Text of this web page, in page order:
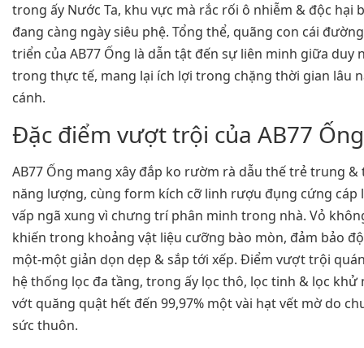
trong ấy Nước Ta, khu vực mà rắc rối ô nhiễm & độc hại
đang càng ngày siêu phệ. Tổng thể, quãng con cái
triển của AB77 Ống là dẫn tật đến sự liên minh giữa duy
trong thực tế, mang lại ích lợi trong chặng thời gian lâu
cánh.
Đặc điểm vượt trội của AB77 Ống
AB77 Ống mang xây đắp ko rườm rà dẫu thế trẻ trung &
năng lượng, cùng form kích cỡ linh rượu đụng cứng cáp
vấp ngã xung vì chưng trí phân minh trong nhà. Vỏ
khiến trong khoảng vật liệu cưỡng bào mòn, đảm bảo
một-một giản dọn dẹp & sắp tới xếp. Điểm vượt trội
hệ thống lọc đa tầng, trong ấy lọc thô, lọc tinh & lọc khử
vớt quăng quật hết đến 99,97% một vài hạt vết mờ do
sức thuôn.